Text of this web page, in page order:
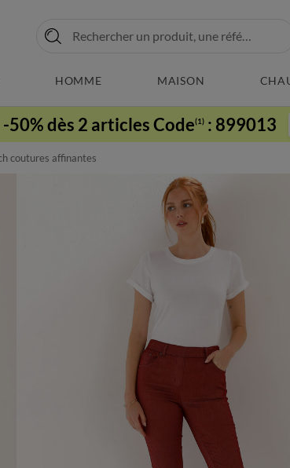
HOMME MAISON
-50% dès 2 articles Code(1) : 899013
coutures affinantes